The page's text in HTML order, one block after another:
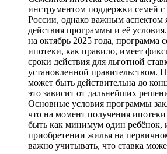
инструментом поддержки семей с
России, однако важным аспектом
действия программы и её
на октябрь 2025 года, программа
ипотеки, как правило, имеет
сроки действия для льготной
установленной правительством.
может быть действительна до
это зависит от дальнейших
Основные условия программы
что на момент получения
быть как минимум один ребёнок,
приобретении жилья на
важно учитывать, что ставка